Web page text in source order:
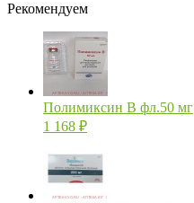
Рекомендуем
Полимиксин В фл.50 мг
1 168 ₽